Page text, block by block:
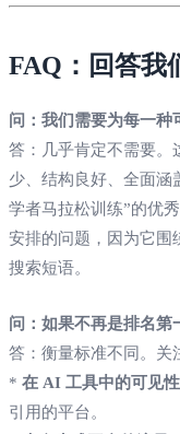
FAQ：回答我
问：我们需要为每一种
答：几乎肯定不需要。
少、结构良好、全面涵
学者马拉松训练”的优
安排的问题，因为它围
搜索短语。
问：如果不再是排名第
答：衡量标准不同。关
* 在 AI 工具中的可见性
引用的平台。